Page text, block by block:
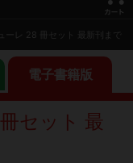
ーレ 28 冊セット 最新刊まで
電子書籍版
セット 最